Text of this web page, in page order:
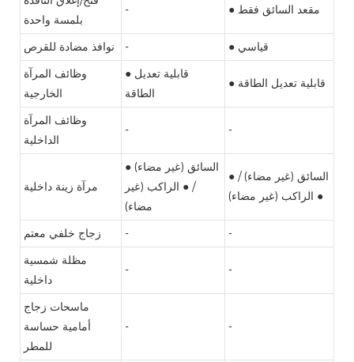
بلمسة واحدة
- ● مقعد السائق فقط
نوافذ مضادة للقرص -
● قياسي
وظائف المرآة
الخارجية
● قابلية تعديل
الطاقة
● قابلية تعديل الطاقة
وظائف المرآة
الداخلية
- -
مرآة زينة داخلية
● السائق (غير مضاء)
/ ● الراكب (غير
مضاء)
● السائق (غير مضاء) /
● الراكب (غير مضاء)
زجاج خلفي معتم -
-
مظلة شمسية
داخلية
- -
ماسحات زجاج
أمامية حساسة
للمطر
- -